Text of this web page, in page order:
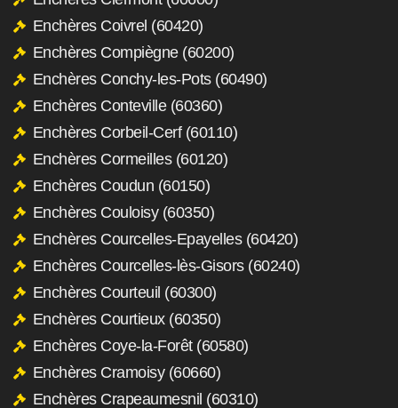
Enchères Coivrel (60420)
Enchères Compiègne (60200)
Enchères Conchy-les-Pots (60490)
Enchères Conteville (60360)
Enchères Corbeil-Cerf (60110)
Enchères Cormeilles (60120)
Enchères Coudun (60150)
Enchères Couloisy (60350)
Enchères Courcelles-Epayelles (60420)
Enchères Courcelles-lès-Gisors (60240)
Enchères Courteuil (60300)
Enchères Courtieux (60350)
Enchères Coye-la-Forêt (60580)
Enchères Cramoisy (60660)
Enchères Crapeaumesnil (60310)